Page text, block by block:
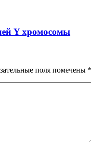
Y хромосомы
поля помечены *